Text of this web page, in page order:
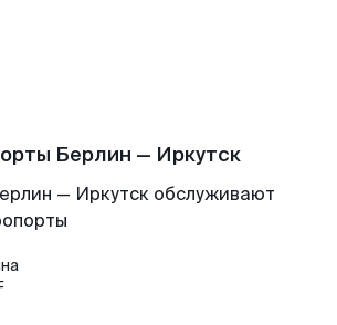
Берлин — Иркутск
— Иркутск обслуживают